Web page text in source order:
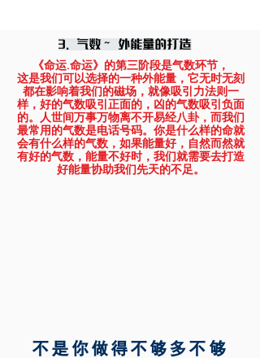
3.气数~ 外能量的打造
《命运.命运》的第三阶段是气数环节，
这是我们可以选择的一种外能量，它无时无刻
都在影响着我们的磁场，就像吸引力法则一
样，好的气数吸引正面的，凶的气数吸引负面
的。人世间万事万物离不开易经八卦，而我们
最常用的气数是电话号码。你是什么样的命就
会有什么样的气数，如果能量好，自然而然就
有好的气数，能量不好时，我们就需要去打造
好能量协助我们先天的不足。
​不是你做得不够多不够